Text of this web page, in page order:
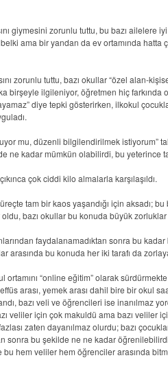
giymesini zorunlu tuttu, bu bazı ailelere
ama bir yandan da ev ortamında hatta
zorunlu tuttu, bazı okullar “özel alan-
birşeyle ilgileniyor, öğretmen hiç farkında
diye tepki gösterirken, ilkokul
mu, düzenli bilgilendirilmek istiyorum”
kadar mümkün olabilirdi, bu yeterince
çok ciddi kilo almalarla karşılaşıldı.
tam bir kaos yaşandığı için aksadı;
bazı okullar bu konuda büyük zorluklar
faydalanamadıktan sonra bu
arasında bu konuda her iki tarafı da
“online eğitim” olarak
arası, yemek arası dahil bire bir okul
bazı veli ve öğrencileri ise inanılmaz
veliler için çok makuldü ama bazı veliler
zaten dayanılmaz olurdu; bazı
sonra bu şekilde ne ne kadar
hem veliler hem öğrenciler arasında